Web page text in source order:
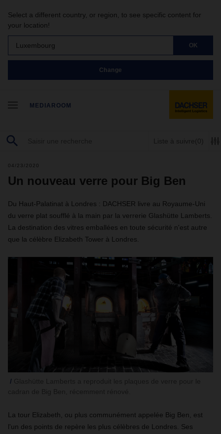
Select a different country, or region, to see specific content for
your location!
Luxembourg OK
Change
MEDIAROOM
Liste à suivre(0)
04/23/2020
Un nouveau verre pour Big Ben
Du Haut-Palatinat à Londres : DACHSER livre au Royaume-Uni
du verre plat soufflé à la main par la verrerie Glashütte Lamberts.
La destination des vitres emballées en toute sécurité n'est autre
que la célèbre Elizabeth Tower à Londres.
La tour Elizabeth, ou plus communément appelée Big Ben, est
l'un des points de repère les plus célèbres de Londres. Ses